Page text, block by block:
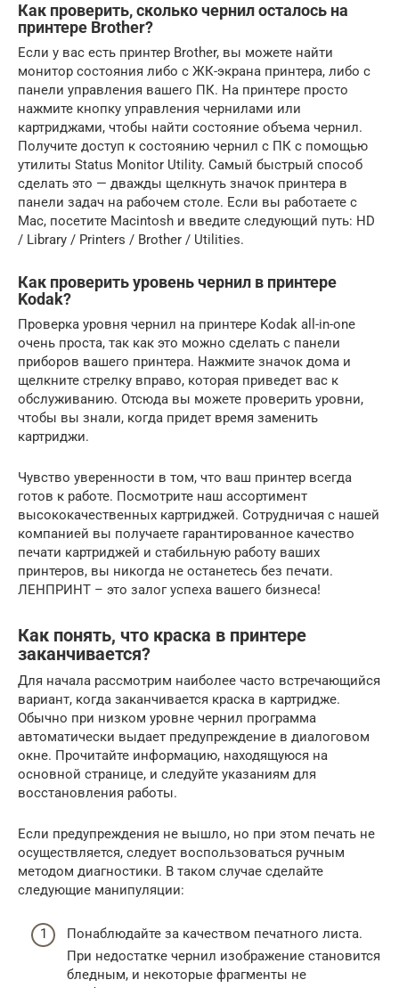
Как проверить, сколько чернил осталось на
принтере Brother?
Если у вас есть принтер Brother, вы можете найти
монитор состояния либо с ЖК-экрана принтера, либо с
панели управления вашего ПК. На принтере просто
нажмите кнопку управления чернилами или
картриджами, чтобы найти состояние объема чернил.
Получите доступ к состоянию чернил с ПК с помощью
утилиты Status Monitor Utility. Самый быстрый способ
сделать это — дважды щелкнуть значок принтера в
панели задач на рабочем столе. Если вы работаете с
Mac, посетите Macintosh и введите следующий путь: HD
/ Library / Printers / Brother / Utilities.
Как проверить уровень чернил в принтере
Kodak?
Проверка уровня чернил на принтере Kodak all-in-one
очень проста, так как это можно сделать с панели
приборов вашего принтера. Нажмите значок дома и
щелкните стрелку вправо, которая приведет вас к
обслуживанию. Отсюда вы можете проверить уровни,
чтобы вы знали, когда придет время заменить
картриджи.
Чувство уверенности в том, что ваш принтер всегда
готов к работе. Посмотрите наш ассортимент
высококачественных картриджей. Сотрудничая с нашей
компанией вы получаете гарантированное качество
печати картриджей и стабильную работу ваших
принтеров, вы никогда не останетесь без печати.
ЛЕНПРИНТ – это залог успеха вашего бизнеса!
Как понять, что краска в принтере
заканчивается?
Для начала рассмотрим наиболее часто встречающийся
вариант, когда заканчивается краска в картридже.
Обычно при низком уровне чернил программа
автоматически выдает предупреждение в диалоговом
окне. Прочитайте информацию, находящуюся на
основной странице, и следуйте указаниям для
восстановления работы.
Если предупреждения не вышло, но при этом печать не
осуществляется, следует воспользоваться ручным
методом диагностики. В таком случае сделайте
следующие манипуляции:
Понаблюдайте за качеством печатного листа.
При недостатке чернил изображение становится
бледным, и некоторые фрагменты не